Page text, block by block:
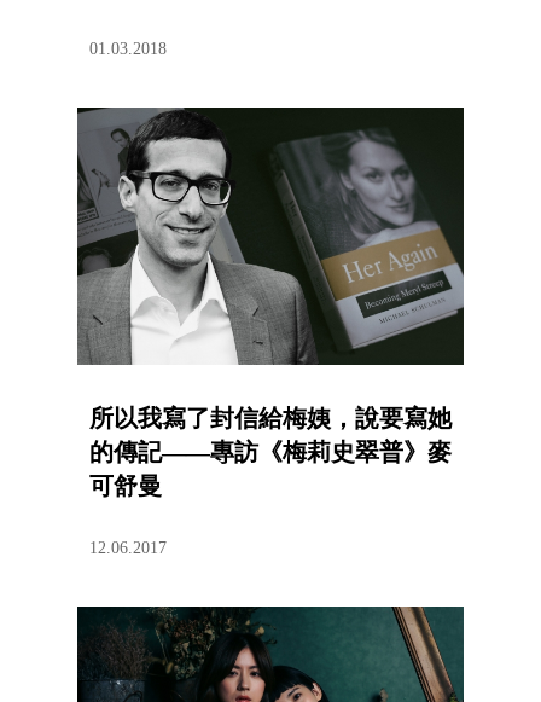
01.03.2018
所以我寫了封信給梅姨，說要寫她
的傳記——專訪《梅莉史翠普》麥
可舒曼
12.06.2017